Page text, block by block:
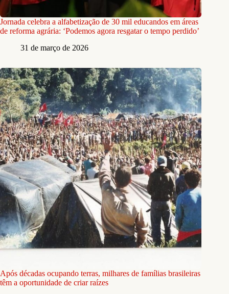
Jornada celebra a alfabetização de 30 mil educandos em áreas
de reforma agrária: ‘Podemos agora resgatar o tempo perdido’
31 de março de 2026
Após décadas ocupando terras, milhares de famílias brasileiras
têm a oportunidade de criar raízes